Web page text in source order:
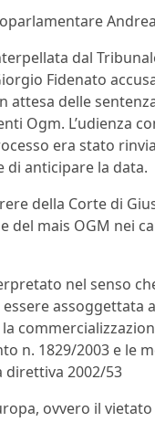
dal
Fidenato
attesa delle
Ogm. L’udienza
era stato
di anticipare la data.
della Corte di
del mais OGM nei
nel senso
assoggettata
n. 1829/2003 e le
direttiva 2002/53
ovvero il